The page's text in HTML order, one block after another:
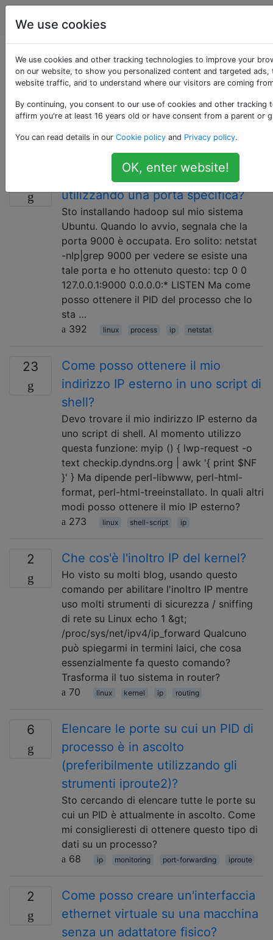
Unix & Linux
Domande taggate
«ip»
Domande sul protocollo IP e sugli indirizzi IP. Per
domande relative all'utilità ip Linux, utilizzare invece il
Trovare il PID del processo
utilizzando una porta specifica?
Sto installando hadoop sul mio sistema
Ubuntu. Quando lo avvio, segnala che la
porta 9000 è occupata. Ero solito: netstat
-nlp|grep 9000 per vedere se esiste una
tale porta e ho ottenuto questo: tcp 0 0
127.0.0.1:9000 0.0.0.0:* LISTEN Ma come
posso ottenere il PID del processo che lo
sta …
392
linux process ip netstat
23
Come posso ottenere il mio
indirizzo IP esterno in uno script di
shell?
Devo trovare il mio indirizzo IP esterno da
uno script di shell. Al momento utilizzo
questa funzione: myip () { lwp-request -o
text checkip.dyndns.org | awk '{ print $NF
}' } Ma dipende perl-libwww, perl-html-
format, perl-html-treeinstallato. In quali altri
modi posso ottenere il mio IP esterno?
273
linux shell-script ip
2 Che cos'è l'inoltro IP del kernel?
Ho visto su molti blog, usando questo
comando per abilitare l'inoltro IP mentre
uso molti strumenti di sicurezza / sniffing
di rete su Linux echo 1 &gt;
/proc/sys/net/ipv4/ip_forward Qualcuno
può spiegarmi in termini laici, che cosa
essenzialmente fa questo comando?
Trasforma il tuo sistema in router?
70
linux kernel ip routing
6
Elencare le porte su cui un PID di
processo è in ascolto
(preferibilmente utilizzando gli
strumenti iproute2)?
Sto cercando di elencare tutte le porte su
cui un PID è attualmente in ascolto. Come
mi consiglieresti di ottenere questo tipo di
dati su un processo?
68
ip monitoring port-forwarding iproute
2
Come posso creare un'interfaccia
ethernet virtuale su una macchina
senza un adattatore fisico?
We use cookies
We use cookies and other tracking technologies to improve your
on our website, to show you personalized content and targeted ads,
website traffic, and to understand where our visitors are coming
By continuing, you consent to our use of cookies and other tracking
affirm you're at least 16 years old or have consent from a parent or
You can read details in our Cookie policy and Privacy policy.
OK, enter website!